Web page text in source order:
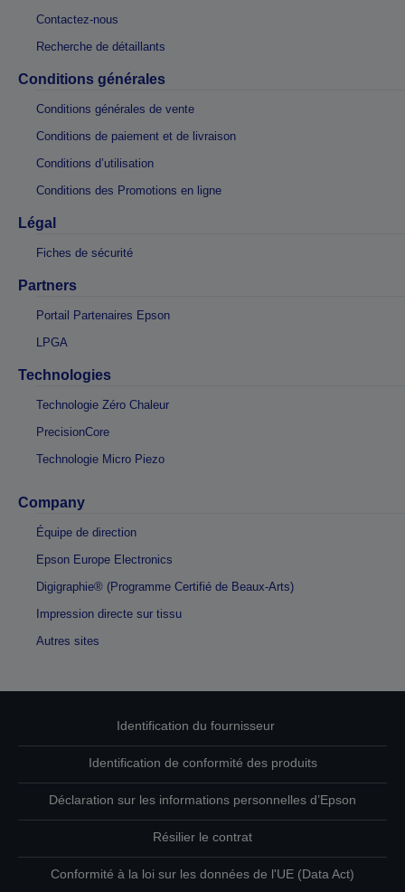
Contactez-nous
Recherche de détaillants
Conditions générales
Conditions générales de vente
Conditions de paiement et de livraison
Conditions d’utilisation
Conditions des Promotions en ligne
Légal
Fiches de sécurité
Partners
Portail Partenaires Epson
LPGA
Technologies
Technologie Zéro Chaleur
PrecisionCore
Technologie Micro Piezo
Company
Équipe de direction
Epson Europe Electronics
Digigraphie® (Programme Certifié de Beaux-Arts)
Impression directe sur tissu
Autres sites
Identification du fournisseur
Identification de conformité des produits
Déclaration sur les informations personnelles d’Epson
Résilier le contrat
Conformité à la loi sur les données de l'UE (Data Act)